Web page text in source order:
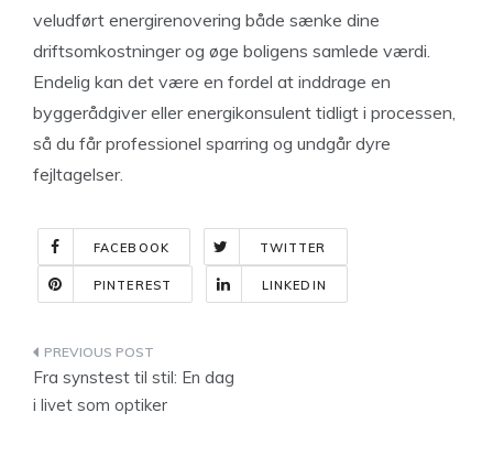
veludført energirenovering både sænke dine
driftsomkostninger og øge boligens samlede værdi.
Endelig kan det være en fordel at inddrage en
byggerådgiver eller energikonsulent tidligt i processen,
så du får professionel sparring og undgår dyre
fejltagelser.
FACEBOOK TWITTER
PINTEREST LINKEDIN
Indlægsnavigation
Fra synstest til stil: En dag
i livet som optiker